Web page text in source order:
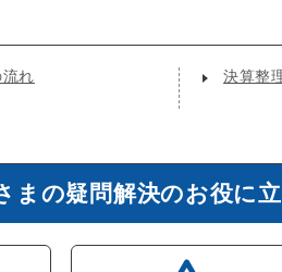
れ 決算整
まの疑問解決のお役に